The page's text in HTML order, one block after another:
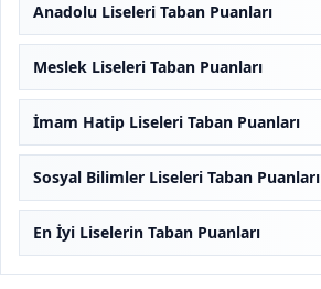
Anadolu Liseleri Taban Puanları
Meslek Liseleri Taban Puanları
İmam Hatip Liseleri Taban Puanları
Sosyal Bilimler Liseleri Taban Puanları
En İyi Liselerin Taban Puanları